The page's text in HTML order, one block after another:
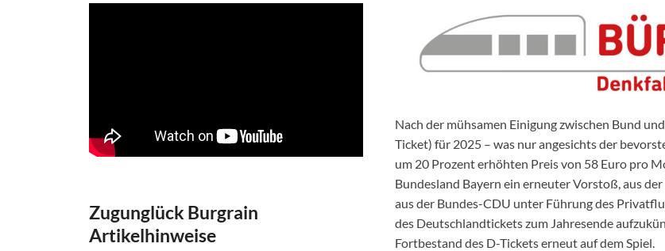
Nach der mühsamen Einigung zwischen Bund
Ticket) für 2025 – was nur angesichts der
um 20 Prozent erhöhten Preis von 58 Euro pro
Bundesland Bayern ein erneuter Vorstoß, aus
aus der Bundes-CDU unter Führung des
des Deutschlandtickets zum Jahresende
Fortbestand des D-Tickets erneut auf dem Spiel.
Zugunglück Burgrain
Artikelhinweise